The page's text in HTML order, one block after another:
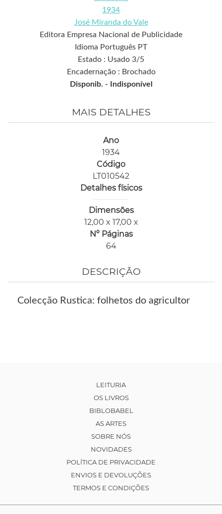
1934
José Miranda do Vale
Editora Empresa Nacional de Publicidade
Idioma Português PT
Estado : Usado 3/5
Encadernação : Brochado
Disponib. -
Indisponível
MAIS DETALHES
Ano
1934
Código
LT010542
Detalhes físicos
Dimensões
12,00 x 17,00 x
Nº Páginas
64
DESCRIÇÃO
Colecção Rustica: folhetos do agricultor
LEITURIA
OS LIVROS
BIBLOBABEL
AS ARTES
SOBRE NÓS
NOVIDADES
POLÍTICA DE PRIVACIDADE
ENVIOS E DEVOLUÇÕES
TERMOS E CONDIÇÕES